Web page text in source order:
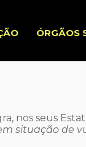
ÓRGÃOS
nos seus
situação de